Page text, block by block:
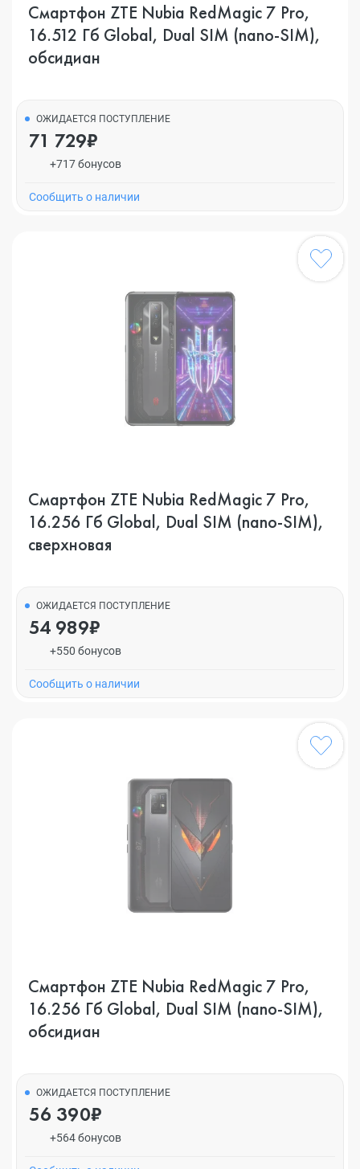
Смартфон ZTE Nubia RedMagic 7 Pro,
16.512 Гб Global, Dual SIM (nano-SIM),
обсидиан
ОЖИДАЕТСЯ ПОСТУПЛЕНИЕ
71 729₽
+717 бонусов
Cообщить о наличии
Смартфон ZTE Nubia RedMagic 7 Pro,
16.256 Гб Global, Dual SIM (nano-SIM),
сверхновая
ОЖИДАЕТСЯ ПОСТУПЛЕНИЕ
54 989₽
+550 бонусов
Cообщить о наличии
Смартфон ZTE Nubia RedMagic 7 Pro,
16.256 Гб Global, Dual SIM (nano-SIM),
обсидиан
ОЖИДАЕТСЯ ПОСТУПЛЕНИЕ
56 390₽
+564 бонусов